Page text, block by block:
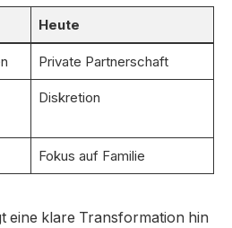
Heute
Private Partnerschaft
Diskretion
Fokus auf Familie
eine klare Transformation hin